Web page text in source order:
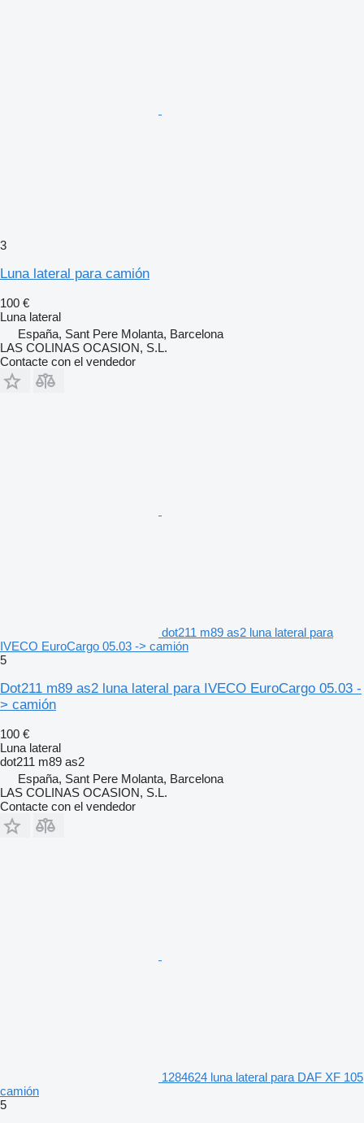
3
Luna lateral para camión
100 €
Luna lateral
España, Sant Pere Molanta, Barcelona
LAS COLINAS OCASION, S.L.
Contacte con el vendedor
dot211 m89 as2 luna lateral para
IVECO EuroCargo 05.03 -> camión
5
Dot211 m89 as2 luna lateral para IVECO EuroCargo 05.03 -
> camión
100 €
Luna lateral
dot211 m89 as2
España, Sant Pere Molanta, Barcelona
LAS COLINAS OCASION, S.L.
Contacte con el vendedor
1284624 luna lateral para DAF XF 105
camión
5